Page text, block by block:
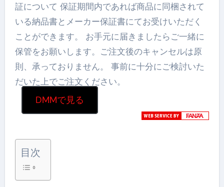
証について 保証期間内であれば商品に同梱されて
いる納品書とメーカー保証書にてお受けいただく
ことができます。 お手元に届きましたらご一緒に
保管をお願いします。ご注文後のキャンセルは原
則、承っておりません。 事前に十分にご検討いた
だいた上でご注文ください。
DMMで見る
目次